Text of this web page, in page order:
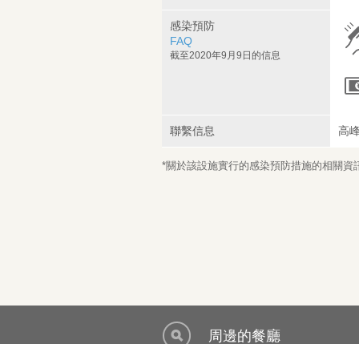
感染預防
FAQ
截至2020年9月9日的信息
聯繫信息 高
*關於該設施實行的感染預防措施的相關資
周邊的餐廳